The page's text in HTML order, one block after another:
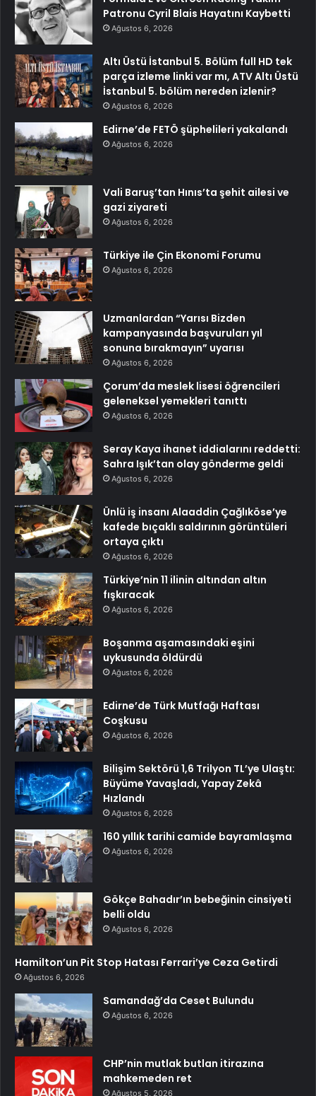
Patronu Cyril Blais Hayatını Kaybetti
Ağustos 6, 2026
Altı Üstü İstanbul 5. Bölüm full HD tek
parça izleme linki var mı, ATV Altı Üstü
İstanbul 5. bölüm nereden izlenir?
Ağustos 6, 2026
Edirne’de FETÖ şüphelileri yakalandı
Ağustos 6, 2026
Vali Baruş’tan Hınıs’ta şehit ailesi ve
gazi ziyareti
Ağustos 6, 2026
Türkiye ile Çin Ekonomi Forumu
Ağustos 6, 2026
Uzmanlardan “Yarısı Bizden
kampanyasında başvuruları yıl
sonuna bırakmayın” uyarısı
Ağustos 6, 2026
Çorum’da meslek lisesi öğrencileri
geleneksel yemekleri tanıttı
Ağustos 6, 2026
Seray Kaya ihanet iddialarını reddetti:
Sahra Işık’tan olay gönderme geldi
Ağustos 6, 2026
Ünlü iş insanı Alaaddin Çağlıköse’ye
kafede bıçaklı saldırının görüntüleri
ortaya çıktı
Ağustos 6, 2026
Türkiye’nin 11 ilinin altından altın
fışkıracak
Ağustos 6, 2026
Boşanma aşamasındaki eşini
uykusunda öldürdü
Ağustos 6, 2026
Edirne’de Türk Mutfağı Haftası
Coşkusu
Ağustos 6, 2026
Bilişim Sektörü 1,6 Trilyon TL’ye Ulaştı:
Büyüme Yavaşladı, Yapay Zekâ
Hızlandı
Ağustos 6, 2026
160 yıllık tarihi camide bayramlaşma
Ağustos 6, 2026
Gökçe Bahadır’ın bebeğinin cinsiyeti
belli oldu
Ağustos 6, 2026
Hamilton’un Pit Stop Hatası Ferrari’ye Ceza Getirdi
Ağustos 6, 2026
Samandağ’da Ceset Bulundu
Ağustos 6, 2026
CHP’nin mutlak butlan itirazına
mahkemeden ret
Ağustos 5, 2026